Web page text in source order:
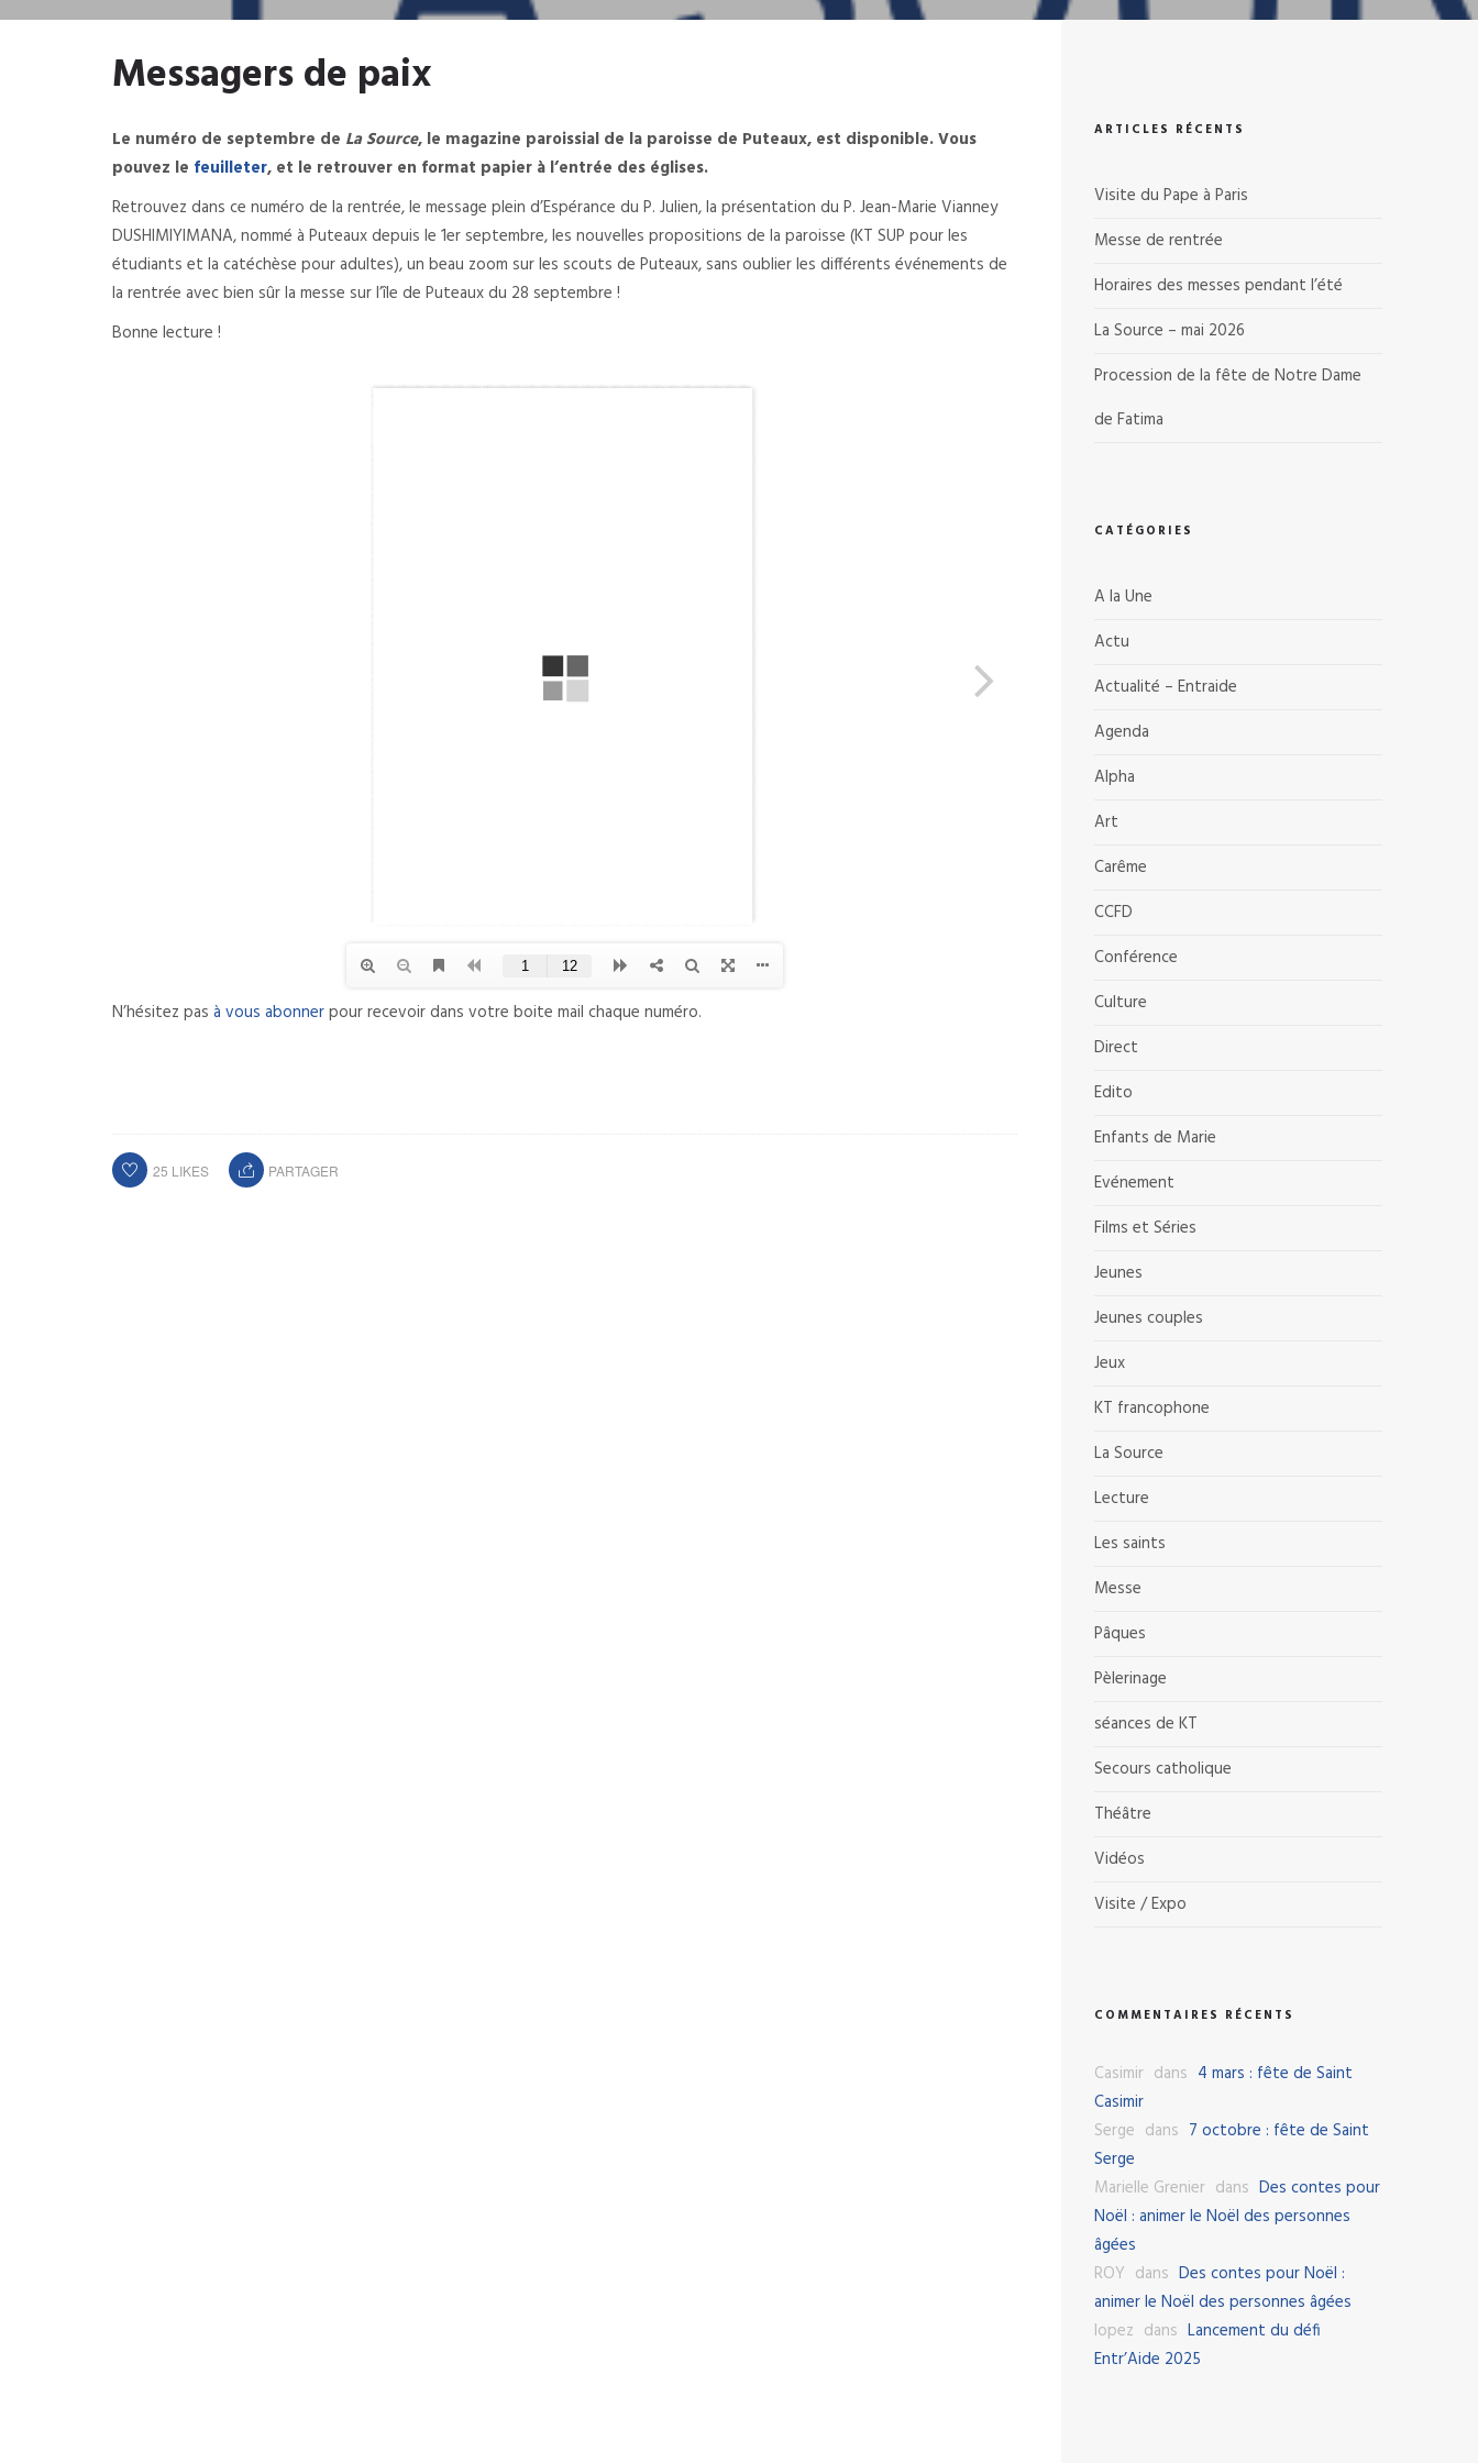
Messagers de paix
Le numéro de septembre de La Source, le magazine paroissial de la paroisse de Puteaux, est disponible. Vous
pouvez le feuilleter, et le retrouver en format papier à l’entrée des églises.
Retrouvez dans ce numéro de la rentrée, le message plein d’Espérance du P. Julien, la présentation du P. Jean-Marie Vianney
DUSHIMIYIMANA, nommé à Puteaux depuis le 1er septembre, les nouvelles propositions de la paroisse (KT SUP pour les
étudiants et la catéchèse pour adultes), un beau zoom sur les scouts de Puteaux, sans oublier les différents événements de
la rentrée avec bien sûr la messe sur l’île de Puteaux du 28 septembre !
Bonne lecture !
N’hésitez pas à vous abonnerpour recevoir dans votre boite mail chaque numéro.
25 LIKES PARTAGER
ARTICLES RÉCENTS
Visite du Pape à Paris
Messe de rentrée
Horaires des messes pendant l’été
La Source – mai 2026
Procession de la fête de Notre Dame
de Fatima
CATÉGORIES
A la Une
Actu
Actualité – Entraide
Agenda
Alpha
Art
Carême
CCFD
Conférence
Culture
Direct
Edito
Enfants de Marie
Evénement
Films et Séries
Jeunes
Jeunes couples
Jeux
KT francophone
La Source
Lecture
Les saints
Messe
Pâques
Pèlerinage
séances de KT
Secours catholique
Théâtre
Vidéos
Visite / Expo
COMMENTAIRES RÉCENTS
Casimir dans 4 mars : fête de Saint
Casimir
Serge dans 7 octobre : fête de Saint
Serge
Marielle Grenier dans Des contes pour
Noël : animer le Noël des personnes
âgées
ROY dans Des contes pour Noël :
animer le Noël des personnes âgées
lopez dans Lancement du défi
Entr’Aide 2025